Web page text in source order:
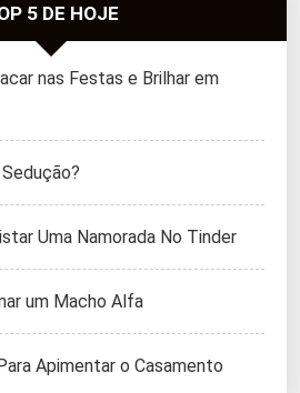
5 DE HOJE
nas Festas e Brilhar em
Uma Namorada No Tinder
um Macho Alfa
Apimentar o Casamento